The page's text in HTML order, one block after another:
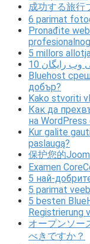
成功する旅行
6 parimat
Pronađite
5 millors
وب رایگان
Bluehost
добър?
Kako stvoriti
Как да
на
Kur galite
paslaugą?
保护您的
Examen
5 най-
5 parimat
5 besten
Registrierung
オープンソー
べきですか？